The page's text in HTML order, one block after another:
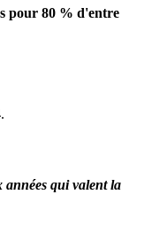
pour 80 % d'entre
.
années qui valent la